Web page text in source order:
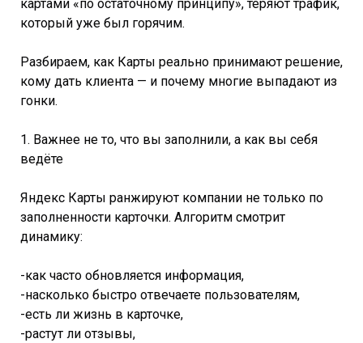
картами «по остаточному принципу», теряют трафик,
который уже был горячим.
Разбираем, как Карты реально принимают решение,
кому дать клиента — и почему многие выпадают из
гонки.
1. Важнее не то, что вы заполнили, а как вы себя
ведёте
Яндекс Карты ранжируют компании не только по
заполненности карточки. Алгоритм смотрит
динамику:
-как часто обновляется информация,
-насколько быстро отвечаете пользователям,
-есть ли жизнь в карточке,
-растут ли отзывы,